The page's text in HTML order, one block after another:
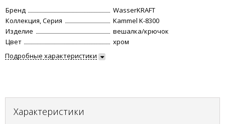
Бренд
WasserKRAFT
Коллекция, Серия
Kammel K-8300
Изделие
вешалка/крючок
Цвет
хром
Подробные характеристики
Характеристики